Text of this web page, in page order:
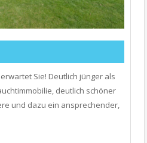
Sie! Deutlich jünger als
deutlich schöner
und dazu ein ansprechender,